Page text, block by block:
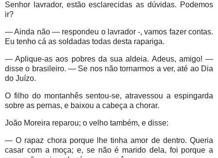
Senhor lavrador, estão esclarecidas as dúvidas. Podemos
ir?
— Ainda não — respondeu o lavrador -, vamos fazer contas.
Eu tenho cá as soldadas todas desta rapariga.
— Aplique-as aos pobres da sua aldeia. Adeus, amigo! —
disse o brasileiro. — Se nos não tornarmos a ver, até ao Dia
do Juízo.
O filho do montanhês sentou-se, atravessou a espingarda
sobre as pernas, e baixou a cabeça a chorar.
João Moreira reparou; o velho também, e disse:
— O rapaz chora porque lhe tinha amor de dentro. Queria
casar com a moça; e, se não é marido dela, foi porque a